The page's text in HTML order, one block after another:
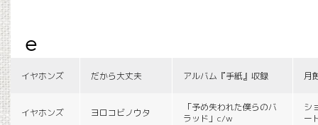
e
イヤホンズ だから大丈夫 アルバム『手紙』収録 月
イヤホンズ ヨロコビノウタ
「予め失われた僕らのバ
ラッド」c/w
シ
ー